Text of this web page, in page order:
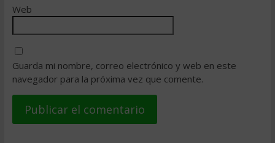
Web
Guarda mi nombre, correo electrónico y web en este
navegador para la próxima vez que comente.